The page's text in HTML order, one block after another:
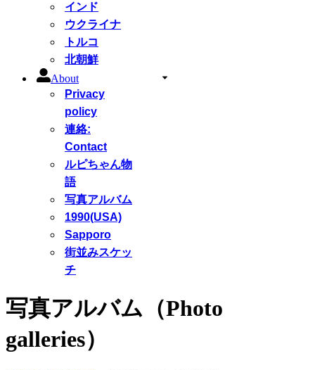
インド
ウクライナ
トルコ
北朝鮮
About
Privacy
policy
連絡:
Contact
ルピちゃん物
語
写真アルバム
1990(USA)
Sapporo
街並みスケッ
チ
写真アルバム（Photo
galleries）